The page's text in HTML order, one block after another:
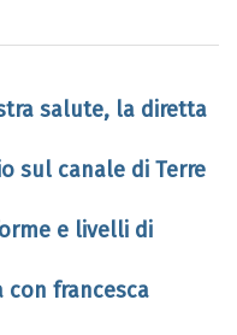
salute, la diretta
sul canale di Terre
e livelli di
con francesca